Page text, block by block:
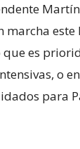
este
es
o
para